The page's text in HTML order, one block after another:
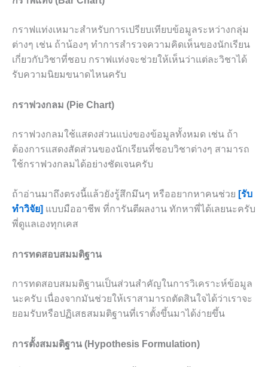
กราฟแท่งเหมาะสำหรับการเปรียบเทียบข้อมูลระหว่างกลุ่ม
ต่างๆ เช่น ถ้าน้องๆ ทำการสำรวจความคิดเห็นของนักเรียน
เกี่ยวกับวิชาที่ชอบ กราฟแท่งจะช่วยให้เห็นว่าแต่ละวิชาได้
รับความนิยมขนาดไหนครับ
กราฟวงกลม (Pie Chart)
กราฟวงกลมใช้แสดงส่วนแบ่งของข้อมูลทั้งหมด เช่น ถ้า
ต้องการแสดงสัดส่วนของนักเรียนที่ชอบวิชาต่างๆ สามารถ
ใช้กราฟวงกลมได้อย่างชัดเจนครับ
ถ้าอ่านมาถึงตรงนี้แล้วยังรู้สึกมึนๆ หรืออยากหาคนช่วย [รับ
ทำวิจัย] แบบมืออาชีพ ที่การันตีผลงาน ทักหาพี่ได้เลยนะครับ
พี่ดูแลเองทุกเคส
การทดสอบสมมติฐาน
การทดสอบสมมติฐานเป็นส่วนสำคัญในการวิเคราะห์ข้อมูล
นะครับ เนื่องจากมันช่วยให้เราสามารถตัดสินใจได้ว่าเราจะ
ยอมรับหรือปฏิเสธสมมติฐานที่เราตั้งขึ้นมาได้ง่ายขึ้น
การตั้งสมมติฐาน (Hypothesis Formulation)